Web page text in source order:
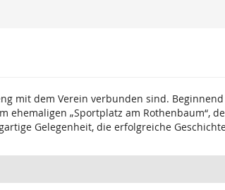
mit dem Verein verbunden sind.
„Sportplatz am Rothenbaum“,
Gelegenheit, die erfolgreiche